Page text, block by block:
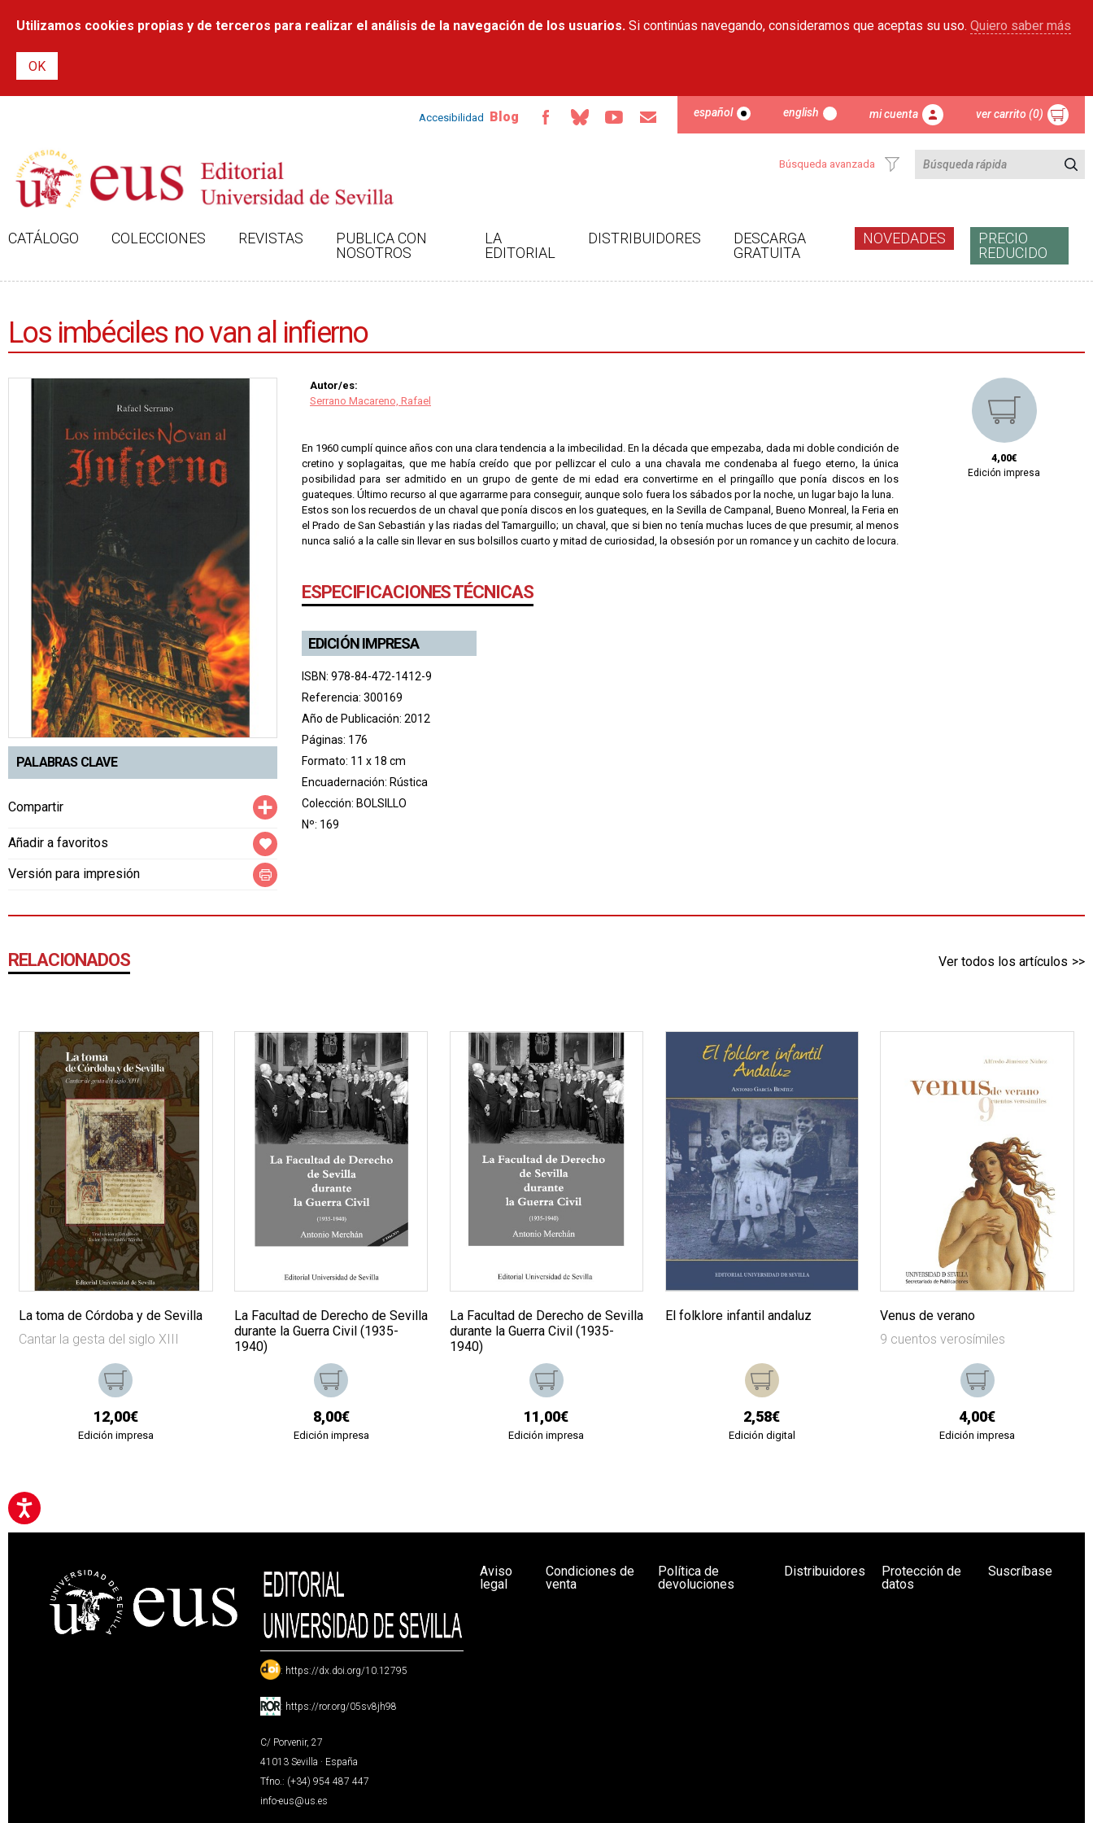
contenido
Utilizamos cookies propias y de terceros para realizar el análisis de la navegación de los usuarios. Si continúas navegando, consideramos que aceptas su uso. Quiero saber más
Accesibilidad Blog español english mi cuenta ver carrito (0)
Búsqueda avanzada
CATÁLOGO COLECCIONES REVISTAS
PUBLICA CON
NOSOTROS
LA
EDITORIAL
DISTRIBUIDORES
DESCARGA
GRATUITA
NOVEDADES
PRECIO
REDUCIDO
Los imbéciles no van al infierno
PALABRAS CLAVE
Compartir Compartir
Añadir a favoritos
Versión para impresión
Autor/es:
Serrano Macareno, Rafael
En 1960 cumplí quince años con una clara tendencia a la imbecilidad. En la década que empezaba, dada mi doble condición de
cretino y soplagaitas, que me había creído que por pellizcar el culo a una chavala me condenaba al fuego eterno, la única
posibilidad para ser admitido en un grupo de gente de mi edad era convertirme en el pringaíllo que ponía discos en los
guateques. Último recurso al que agarrarme para conseguir, aunque solo fuera los sábados por la noche, un lugar bajo la luna.
Estos son los recuerdos de un chaval que ponía discos en los guateques, en la Sevilla de Campanal, Bueno Monreal, la Feria en
el Prado de San Sebastián y las riadas del Tamarguillo; un chaval, que si bien no tenía muchas luces de que presumir, al menos
nunca salió a la calle sin llevar en sus bolsillos cuarto y mitad de curiosidad, la obsesión por un romance y un cachito de locura.
ESPECIFICACIONES TÉCNICAS
EDICIÓN IMPRESA
ISBN: 978-84-472-1412-9
Referencia: 300169
Año de Publicación: 2012
Páginas: 176
Formato: 11 x 18 cm
Encuadernación: Rústica
Colección: BOLSILLO
Nº: 169
4,00€
Edición impresa
RELACIONADOS Ver todos los artículos
La toma de Córdoba y de Sevilla
Cantar la gesta del siglo XIII
12,00€
Edición impresa
La Facultad de Derecho de Sevilla
durante la Guerra Civil (1935-
1940)
8,00€
Edición impresa
La Facultad de Derecho de Sevilla
durante la Guerra Civil (1935-
1940)
11,00€
Edición impresa
El folklore infantil andaluz
2,58€
Edición digital
Venus de verano
9 cuentos verosímiles
4,00€
Edición impresa
: https://dx.doi.org/10.12795
: https://ror.org/05sv8jh98
C/ Porvenir, 27
41013 Sevilla · España
Tfno.: (+34) 954 487 447
info-eus@us.es
Aviso
legal
Condiciones de
venta
Política de
devoluciones
Distribuidores
Protección de
datos
Suscríbase